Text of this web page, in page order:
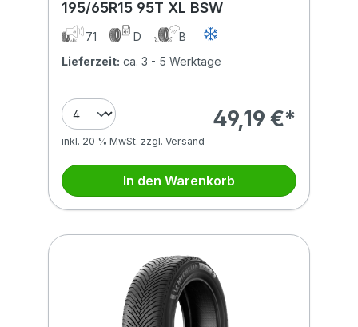
195/65R15 95T XL BSW
71 D
B
Lieferzeit: ca. 3 - 5 Werktage
49,19 €*
inkl. 20 % MwSt. zzgl. Versand
In den Warenkorb